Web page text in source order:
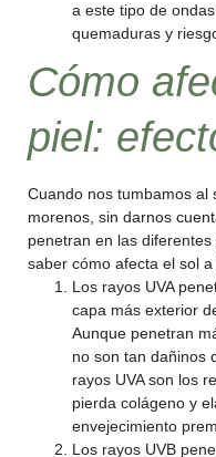
a este tipo de
quemaduras y
Cómo
piel:
Cuando nos tumbamos al
morenos, sin darnos
penetran en las
saber cómo afecta el sol
Los rayos UVA
capa más exterior
Aunque penetran
no son tan dañinos
rayos UVA son los
pierda colágeno y
envejecimiento
Los rayos UVB